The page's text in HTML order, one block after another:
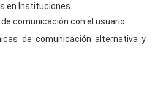
en Instituciones
comunicación con el usuario
de comunicación alternativa y